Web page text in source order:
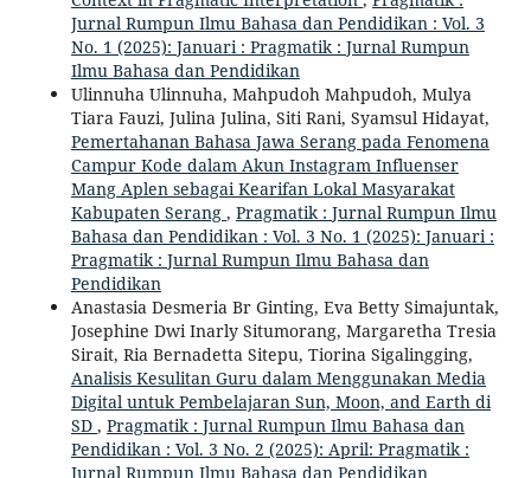
Jurnal Rumpun Ilmu Bahasa dan Pendidikan : Vol. 3
No. 1 (2025): Januari : Pragmatik : Jurnal Rumpun
Ilmu Bahasa dan Pendidikan
Ulinnuha Ulinnuha, Mahpudoh Mahpudoh, Mulya
Tiara Fauzi, Julina Julina, Siti Rani, Syamsul Hidayat,
Pemertahanan Bahasa Jawa Serang pada Fenomena
Campur Kode dalam Akun Instagram Influenser
Mang Aplen sebagai Kearifan Lokal Masyarakat
Kabupaten Serang , Pragmatik : Jurnal Rumpun Ilmu
Bahasa dan Pendidikan : Vol. 3 No. 1 (2025): Januari :
Pragmatik : Jurnal Rumpun Ilmu Bahasa dan
Pendidikan
Anastasia Desmeria Br Ginting, Eva Betty Simajuntak,
Josephine Dwi Inarly Situmorang, Margaretha Tresia
Sirait, Ria Bernadetta Sitepu, Tiorina Sigalingging,
Analisis Kesulitan Guru dalam Menggunakan Media
Digital untuk Pembelajaran Sun, Moon, and Earth di
SD , Pragmatik : Jurnal Rumpun Ilmu Bahasa dan
Pendidikan : Vol. 3 No. 2 (2025): April: Pragmatik :
Jurnal Rumpun Ilmu Bahasa dan Pendidikan